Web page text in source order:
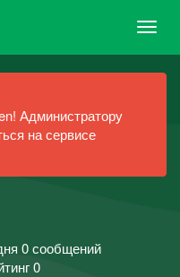
Администратору
на сервисе
0 сообщений
0